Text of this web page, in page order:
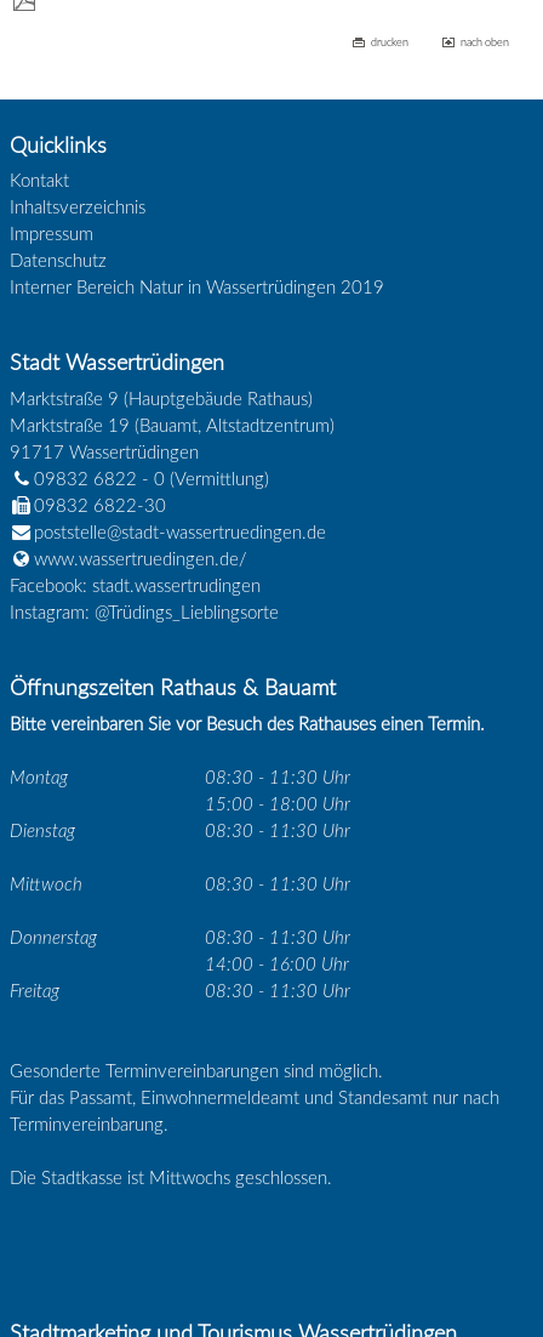
drucken nach oben
Quicklinks
Kontakt
Inhaltsverzeichnis
Impressum
Datenschutz
Interner Bereich Natur in Wassertrüdingen 2019
Stadt Wassertrüdingen
Marktstraße 9 (Hauptgebäude Rathaus)
Marktstraße 19 (Bauamt, Altstadtzentrum)
91717 Wassertrüdingen
09832 6822 - 0(Vermittlung)
09832 6822-30
poststelle@stadt-wassertruedingen.de
www.wassertruedingen.de/
Facebook: stadt.wassertrudingen
Instagram: @Trüdings_Lieblingsorte
Öffnungszeiten Rathaus & Bauamt
Bitte vereinbaren Sie vor Besuch des Rathauses einen Termin.
Montag
08:30 - 11:30 Uhr
15:00 - 18:00 Uhr
Dienstag
08:30 - 11:30 Uhr
Mittwoch 08:30 - 11:30 Uhr
Donnerstag
08:30 - 11:30 Uhr
14:00 - 16:00 Uhr
Freitag
08:30 - 11:30 Uhr
Gesonderte Terminvereinbarungen sind möglich.
Für das Passamt, Einwohnermeldeamt und Standesamt nur nach
Terminvereinbarung.
Die Stadtkasse ist Mittwochs geschlossen.